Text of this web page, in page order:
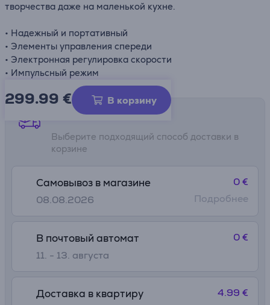
творчества даже на маленькой кухне.
• Надежный и портативный
• Элементы управления спереди
• Электронная регулировка скорости
• Импульсный режим
299.99 € В корзину
Способы доставки
Выберите подходящий способ доставки в
корзине
Самовывоз в магазине
08.08.2026
0 €
Подробнее
В почтовый автомат
11. - 13. августа
0 €
Доставка в квартиру 4.99 €